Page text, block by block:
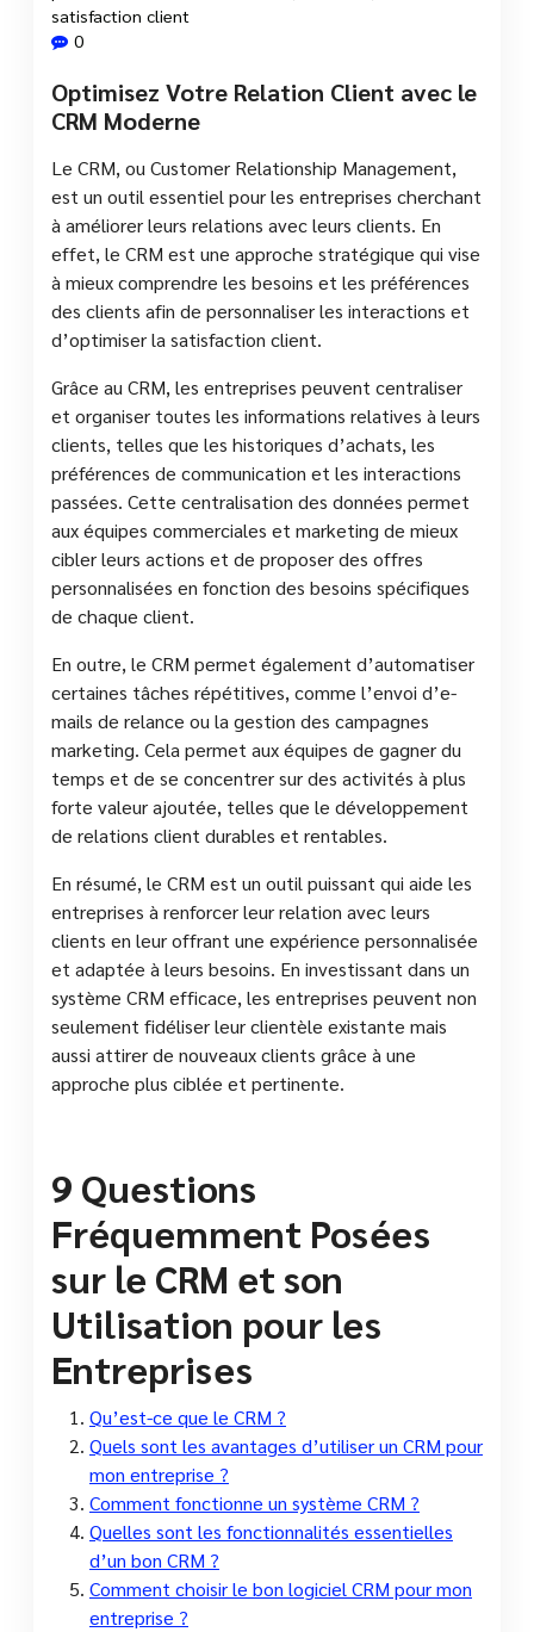
satisfaction client
0
Optimisez Votre Relation Client avec le
CRM Moderne
Le CRM, ou Customer Relationship Management,
est un outil essentiel pour les entreprises cherchant
à améliorer leurs relations avec leurs clients. En
effet, le CRM est une approche stratégique qui vise
à mieux comprendre les besoins et les préférences
des clients afin de personnaliser les interactions et
d’optimiser la satisfaction client.
Grâce au CRM, les entreprises peuvent centraliser
et organiser toutes les informations relatives à leurs
clients, telles que les historiques d’achats, les
préférences de communication et les interactions
passées. Cette centralisation des données permet
aux équipes commerciales et marketing de mieux
cibler leurs actions et de proposer des offres
personnalisées en fonction des besoins spécifiques
de chaque client.
En outre, le CRM permet également d’automatiser
certaines tâches répétitives, comme l’envoi d’e-
mails de relance ou la gestion des campagnes
marketing. Cela permet aux équipes de gagner du
temps et de se concentrer sur des activités à plus
forte valeur ajoutée, telles que le développement
de relations client durables et rentables.
En résumé, le CRM est un outil puissant qui aide les
entreprises à renforcer leur relation avec leurs
clients en leur offrant une expérience personnalisée
et adaptée à leurs besoins. En investissant dans un
système CRM efficace, les entreprises peuvent non
seulement fidéliser leur clientèle existante mais
aussi attirer de nouveaux clients grâce à une
approche plus ciblée et pertinente.
9 Questions
Fréquemment Posées
sur le CRM et son
Utilisation pour les
Entreprises
Qu’est-ce que le CRM ?
Quels sont les avantages d’utiliser un CRM pour
mon entreprise ?
Comment fonctionne un système CRM ?
Quelles sont les fonctionnalités essentielles
d’un bon CRM ?
Comment choisir le bon logiciel CRM pour mon
entreprise ?